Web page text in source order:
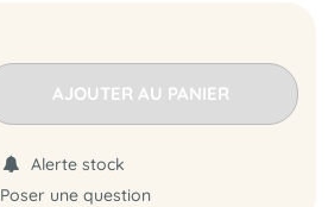
AJOUTER AU PANIER
Alerte stock
Poser une question